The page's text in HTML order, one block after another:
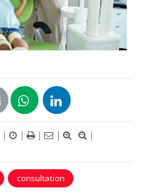
| | | |
|
consultation